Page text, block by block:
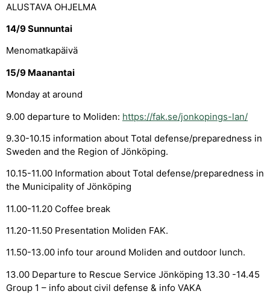
ALUSTAVA OHJELMA
14/9 Sunnuntai
Menomatkapäivä
15/9 Maanantai
Monday at around
9.00 departure to Moliden: https://fak.se/jonkopings-lan/
9.30-10.15 information about Total defense/preparedness in
Sweden and the Region of Jönköping.
10.15-11.00 Information about Total defense/preparedness in
the Municipality of Jönköping
11.00-11.20 Coffee break
11.20-11.50 Presentation Moliden FAK.
11.50-13.00 info tour around Moliden and outdoor lunch.
13.00 Departure to Rescue Service Jönköping 13.30 -14.45
Group 1 – info about civil defense & info VAKA